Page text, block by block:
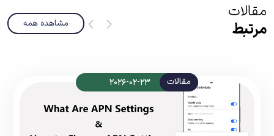
مقالات
مرتبط
مشاهده همه
مقالات 2026-02-23